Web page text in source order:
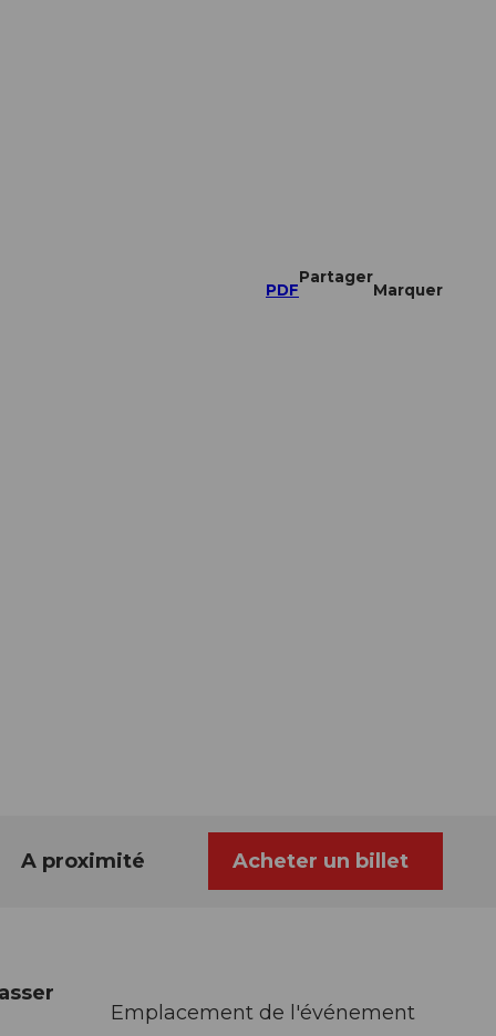
PDF
Partager
Marquer
A proximité Acheter un billet
Emplacement de l'événement